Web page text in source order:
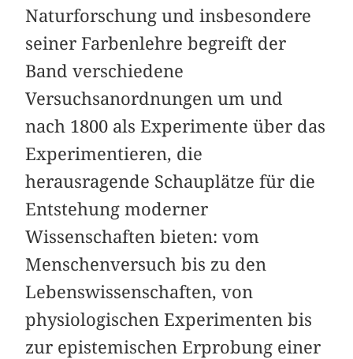
Naturforschung und insbesondere
seiner Farbenlehre begreift der
Band verschiedene
Versuchsanordnungen um und
nach 1800 als Experimente über das
Experimentieren, die
herausragende Schauplätze für die
Entstehung moderner
Wissenschaften bieten: vom
Menschenversuch bis zu den
Lebenswissenschaften, von
physiologischen Experimenten bis
zur epistemischen Erprobung einer